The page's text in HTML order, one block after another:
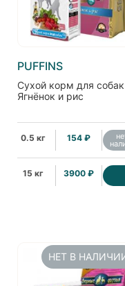
PUFFINS
Сухой корм для собак
Ягнёнок и рис
0.5 кг 154 ₽
15 кг 3900 ₽
НЕТ В